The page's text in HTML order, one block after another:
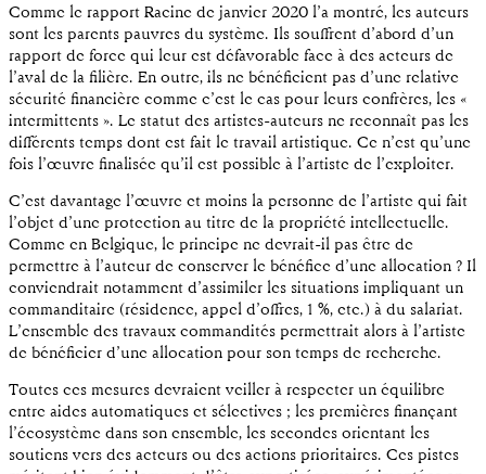
Comme le rapport Racine de janvier 2020 l’a montré, les auteurs
sont les parents pauvres du système. Ils souffrent d’abord d’un
rapport de force qui leur est défavorable face à des acteurs de
l’aval de la filière. En outre, ils ne bénéficient pas d’une relative
sécurité financière comme c’est le cas pour leurs confrères, les «
intermittents ». Le statut des artistes-auteurs ne reconnaît pas les
différents temps dont est fait le travail artistique. Ce n’est qu’une
fois l’œuvre finalisée qu’il est possible à l’artiste de l’exploiter.
C’est davantage l’œuvre et moins la personne de l’artiste qui fait
l’objet d’une protection au titre de la propriété intellectuelle.
Comme en Belgique, le principe ne devrait-il pas être de
permettre à l’auteur de conserver le bénéfice d’une allocation ? Il
conviendrait notamment d’assimiler les situations impliquant un
commanditaire (résidence, appel d’offres, 1 %, etc.) à du salariat.
L’ensemble des travaux commandités permettrait alors à l’artiste
de bénéficier d’une allocation pour son temps de recherche.
Toutes ces mesures devraient veiller à respecter un équilibre
entre aides automatiques et sélectives ; les premières finançant
l’écosystème dans son ensemble, les secondes orientant les
soutiens vers des acteurs ou des actions prioritaires. Ces pistes